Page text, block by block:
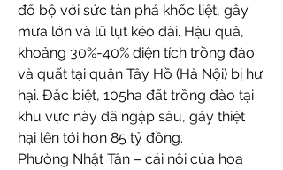
đổ bộ với sức tàn phá khốc liệt, gây
mưa lớn và lũ lụt kéo dài. Hậu quả,
khoảng 30%-40% diện tích trồng đào
và quất tại quận Tây Hồ (Hà Nội) bị hư
hại. Đặc biệt, 105ha đất trồng đào tại
khu vực này đã ngập sâu, gây thiệt
hại lên tới hơn 85 tỷ đồng.
Phường Nhật Tân – cái nôi của hoa